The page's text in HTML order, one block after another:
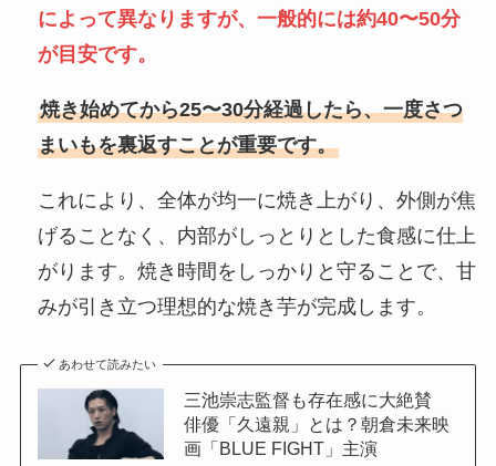
によって異なりますが、一般的には約40〜50分
が目安です。
焼き始めてから25〜30分経過したら、一度さつ
まいもを裏返すことが重要です。
これにより、全体が均一に焼き上がり、外側が焦
げることなく、内部がしっとりとした食感に仕上
がります。焼き時間をしっかりと守ることで、甘
みが引き立つ理想的な焼き芋が完成します。
あわせて読みたい
三池崇志監督も存在感に大絶賛
俳優「久遠親」とは？朝倉未来映
画「BLUE FIGHT」主演